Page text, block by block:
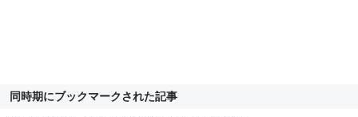
同時期にブックマークされた記事